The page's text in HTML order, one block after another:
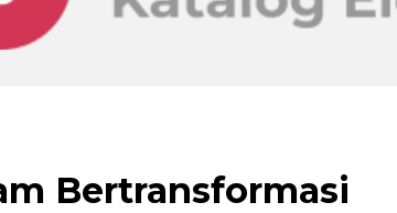
Bertransformasi